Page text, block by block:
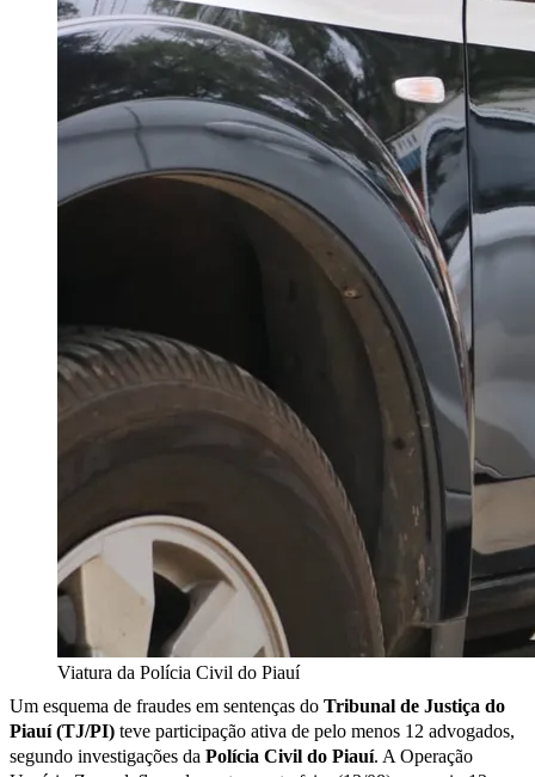
Viatura da Polícia Civil do Piauí
Um esquema de fraudes em sentenças do Tribunal de Justiça do
Piauí (TJ/PI) teve participação ativa de pelo menos 12 advogados,
segundo investigações da Polícia Civil do Piauí. A Operação